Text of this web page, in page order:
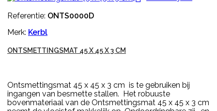
Referentie: ONTS0000D
Merk: Kerbl
ONTSMETTINGSMAT 45 X 45 X 3 CM
Ontsmettingsmat 45 x 45 x 3 cm is te gebruiken bij
ingangen van besmette stallen. Het robuuste
bovenmateriaal van de Ontsmettingsmat 45 x 45 x 3 cm